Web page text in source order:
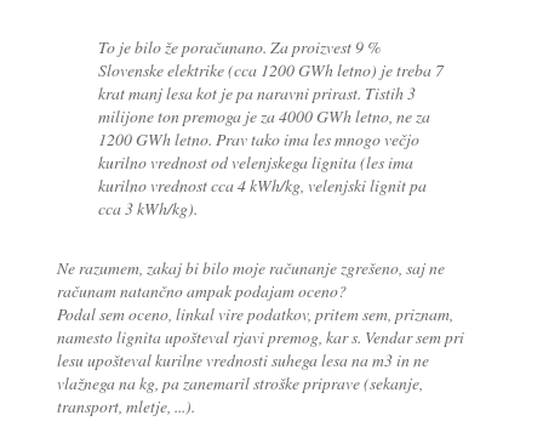
To je bilo že poračunano. Za proizvest 9 %
Slovenske elektrike (cca 1200 GWh letno) je treba 7
krat manj lesa kot je pa naravni prirast. Tistih 3
milijone ton premoga je za 4000 GWh letno, ne za
1200 GWh letno. Prav tako ima les mnogo večjo
kurilno vrednost od velenjskega lignita (les ima
kurilno vrednost cca 4 kWh/kg, velenjski lignit pa
cca 3 kWh/kg).
Ne razumem, zakaj bi bilo moje računanje zgrešeno, saj ne
računam natančno ampak podajam oceno?
Podal sem oceno, linkal vire podatkov, pritem sem, priznam,
namesto lignita upošteval rjavi premog, kar s. Vendar sem pri
lesu upošteval kurilne vrednosti suhega lesa na m3 in ne
vlažnega na kg, pa zanemaril stroške priprave (sekanje,
transport, mletje, ...).